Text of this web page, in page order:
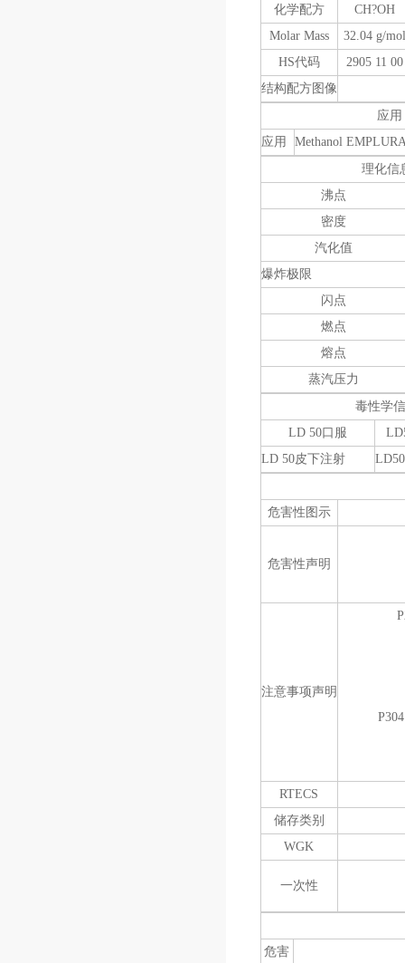
化学配方
CH?OH
Molar Mass
32.04 g/mol
HS代码
2905 11 00
结构配方图像
应用
应用 Methanol
理化信
沸点
密度
汽化值
爆炸极限
闪点
燃点
熔点
蒸汽压力
毒性学
LD 50口服
LD 50皮下注射
危害性图示
危害性声明
注意事项声明
P304 +
RTECS
储存类别
WGK
一次性
危害